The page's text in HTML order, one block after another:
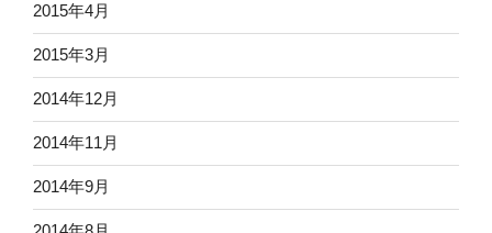
2015年4月
2015年3月
2014年12月
2014年11月
2014年9月